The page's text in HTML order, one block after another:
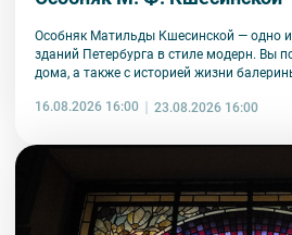
Особняк Матильды Кшесинской — одно
зданий Петербурга в стиле модерн. Вы
дома, а также с историей жизни
Романовых, как складывалась
16.08.2026 16:00 23.08.2026 16:00